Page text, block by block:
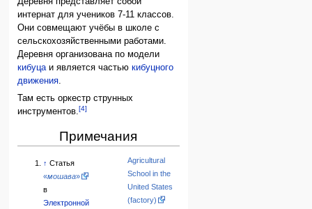
интернат для учеников 7-11 классов.
Они совмещают учёбы в школе с
сельскохозяйственными работами.
Деревня организована по модели
кибуцаи является частьюкибуцного
движения.
Там есть оркестр струнных
инструментов.[4]
Примечания
↑ Статья
«мошава»
в
Электронной
Agricultural
School in the
United States
(factory)